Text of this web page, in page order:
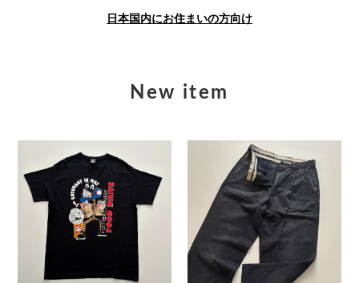
日本国内にお住まいの方向け
New item